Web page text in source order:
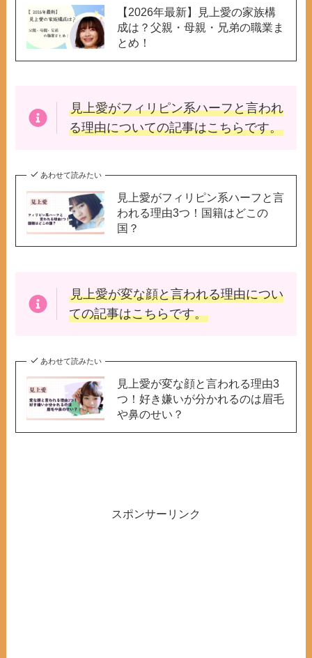
【2026年最新】見上愛の家族構
成は？父親・母親・兄弟の職業ま
とめ！
見上愛がフィリピン系ハーフと言われ
る理由についての記事はこちらです。
あわせて読みたい
見上愛がフィリピン系ハーフと言
われる理由3つ！国籍はどこの
国？
見上愛が変な顔と言われる理由につい
ての記事はこちらです。
あわせて読みたい
見上愛が変な顔と言われる理由3
つ！好き嫌いが分かれるのは眉毛
や鼻のせい？
スポンサーリンク